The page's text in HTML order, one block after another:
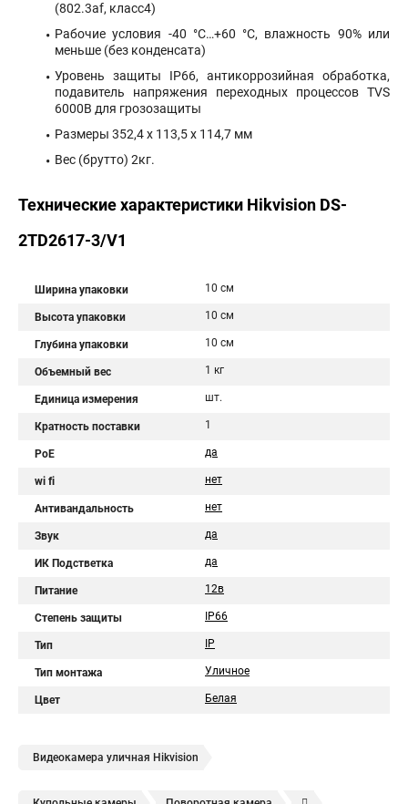
(802.3af, класс4)
Рабочие условия -40 °C…+60 °C, влажность 90% или
меньше (без конденсата)
Уровень защиты IP66, антикоррозийная обработка,
подавитель напряжения переходных процессов TVS
6000В для грозозащиты
Размеры 352,4 х 113,5 х 114,7 мм
Вес (брутто) 2кг.
Технические характеристики Hikvision DS-
2TD2617-3/V1
Ширина упаковки 10 см
Высота упаковки 10 см
Глубина упаковки 10 см
Объемный вес 1 кг
Единица измерения шт.
Кратность поставки 1
PoE да
wi fi нет
Антивандальность нет
Звук да
ИК Подстветка да
Питание 12в
Степень защиты IP66
Тип IP
Тип монтажа Уличное
Цвет Белая
Видеокамера уличная Hikvision